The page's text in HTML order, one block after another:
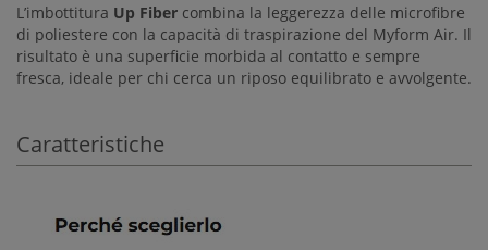
L’imbottitura Up Fiber combina la leggerezza delle microfibre
di poliestere con la capacità di traspirazione del Myform Air. Il
risultato è una superficie morbida al contatto e sempre
fresca, ideale per chi cerca un riposo equilibrato e avvolgente.
Caratteristiche